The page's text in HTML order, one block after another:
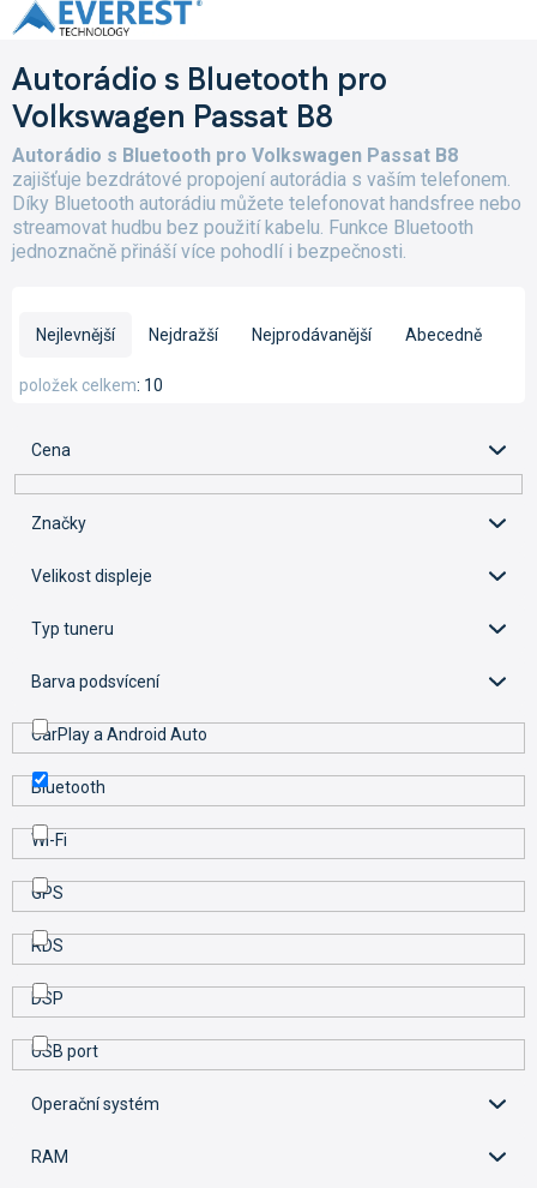
Přejít
na
Autorádio s Bluetooth pro
Volkswagen Passat B8
Autorádio s Bluetooth pro Volkswagen Passat B8
zajišťuje bezdrátové propojení autorádia s vaším telefonem.
Díky Bluetooth autorádiu můžete telefonovat handsfree nebo
streamovat hudbu bez použití kabelu. Funkce Bluetooth
jednoznačně přináší více pohodlí i bezpečnosti.
e
r
u
Nejlevnější Nejdražší Nejprodávanější Abecedně
10
položek celkem
Cena
Značky
Velikost displeje
Typ tuneru
Barva podsvícení
CarPlay a Android Auto
Bluetooth
Wi-Fi
GPS
RDS
DSP
USB port
Operační systém
RAM